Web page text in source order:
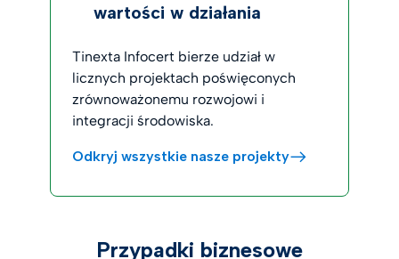
wartości w działania
Tinexta Infocert bierze udział w
licznych projektach poświęconych
zrównoważonemu rozwojowi i
integracji środowiska.
Odkryj wszystkie nasze projekty
Przypadki biznesowe